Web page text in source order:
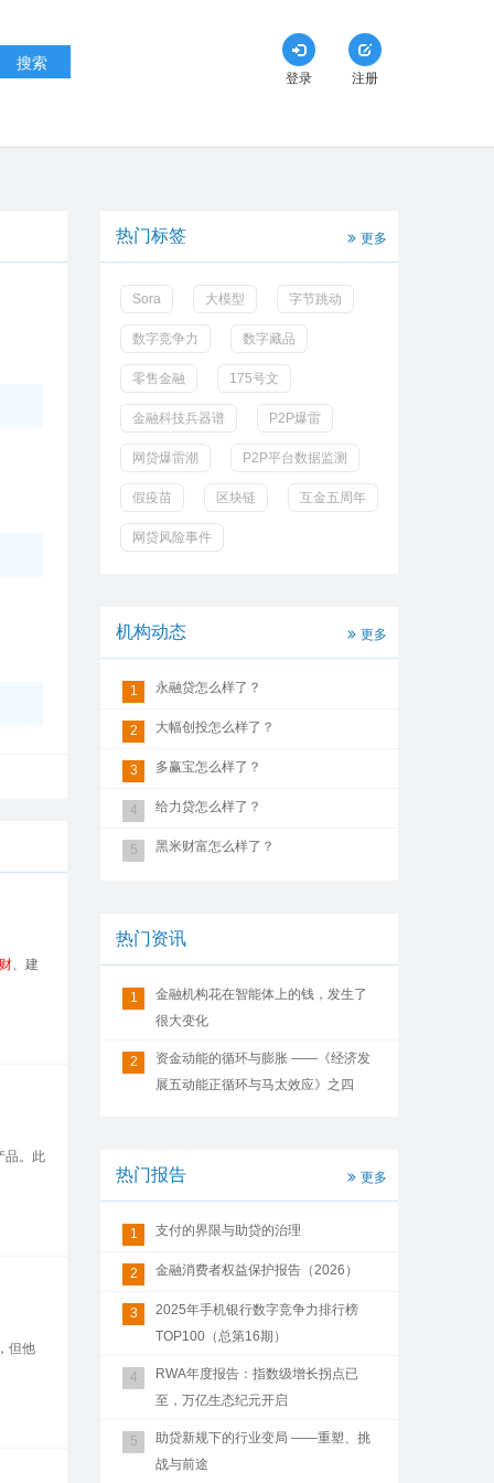
搜索
登录 注册
、建
品。此
但他
热门标签 更多
Sora 大模型 字节跳动
数字竞争力 数字藏品
零售金融 175号文
金融科技兵器谱 P2P爆雷
网贷爆雷潮 P2P平台数据监测
假疫苗 区块链 互金五周年
网贷风险事件
机构动态 更多
1 永融贷怎么样了？
2 大幅创投怎么样了？
3 多赢宝怎么样了？
4 给力贷怎么样了？
5 黑米财富怎么样了？
热门资讯
1
金融机构花在智能体上的钱，发生了
很大变化
2
资金动能的循环与膨胀 ——《经济发
展五动能正循环与马太效应》之四
热门报告 更多
1 支付的界限与助贷的治理
2 金融消费者权益保护报告（2026）
3
2025年手机银行数字竞争力排行榜
TOP100（总第16期）
4
RWA年度报告：指数级增长拐点已
至，万亿生态纪元开启
5
助贷新规下的行业变局 ——重塑、挑
战与前途